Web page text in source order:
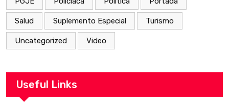
Salud Suplemento Especial Turismo
Uncategorized Video
Useful Links